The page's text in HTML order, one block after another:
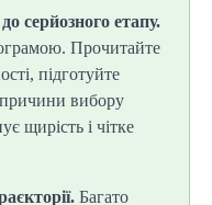
серйозного етапу.
Прочитайте
підготуйте
причини вибору
щирість і чітке
Багато